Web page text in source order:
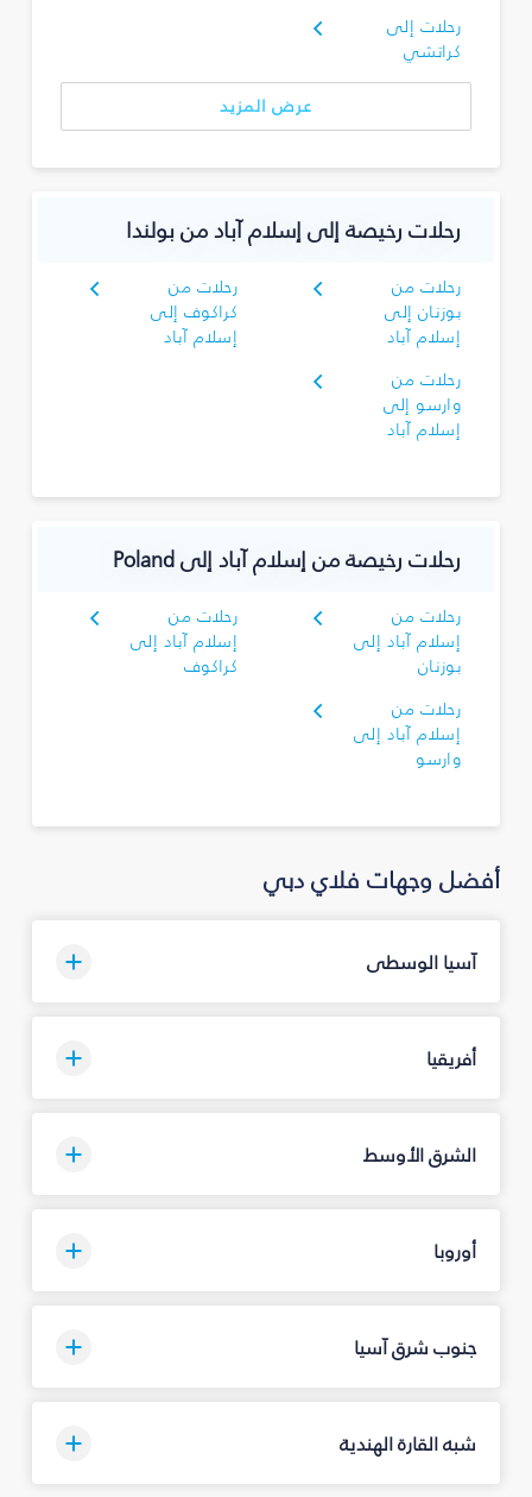
رحلات إلى
كراتشي
عرض المزيد
رحلات رخيصة إلى إسلام آباد من بولندا
رحلات من
بوزنان إلى
إسلام آباد
رحلات من
كراكوف إلى
إسلام آباد
رحلات من
وارسو إلى
إسلام آباد
رحلات رخيصة من إسلام آباد إلى Poland
رحلات من
إسلام آباد إلى
بوزنان
رحلات من
إسلام آباد إلى
كراكوف
رحلات من
إسلام آباد إلى
وارسو
أفضل وجهات فلاي دبي
آسيا الوسطى
أفريقيا
الشرق الأوسط
أوروبا
جنوب شرق آسيا
شبه القارة الهندية